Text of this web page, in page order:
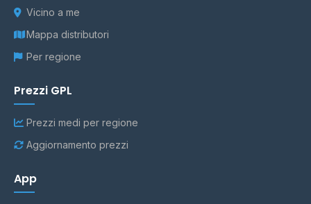
Vicino a me
Mappa distributori
Per regione
Prezzi GPL
Prezzi medi per regione
Aggiornamento prezzi
App